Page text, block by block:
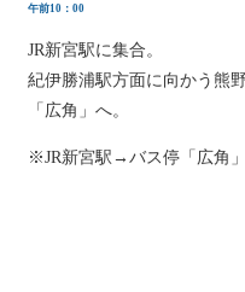
午前10：00
JR新宮駅に集合。
紀伊勝浦駅方面に向かう熊
「広角」へ。
※JR新宮駅→バス停「広角